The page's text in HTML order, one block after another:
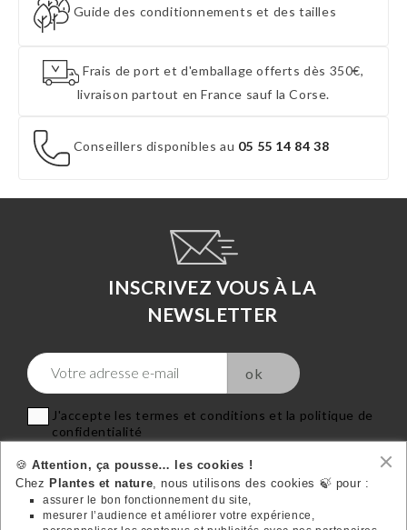
Guide des conditionnements et des tailles
Frais de port et d'emballage offerts dès 350€,
livraison partout en France sauf la Corse.
Conseillers disponibles au 05 55 14 84 38
INSCRIVEZ VOUS À LA
NEWSLETTER
J'accepte les termes et conditions et la politique de
confidentialité
🍪Attention, ça pousse… les cookies !
Chez Plantes et nature, nous utilisons des cookies 🍃 pour :
assurer le bon fonctionnement du site,
mesurer l’audience et améliorer votre expérience,